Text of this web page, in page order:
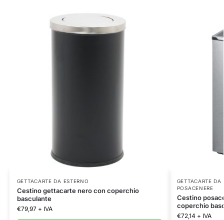
GETTACARTE DA ESTERNO
Cestino gettacarte nero con coperchio
basculante
€79,97 + IVA
GETTACARTE DA
POSACENERE
Cestino
coperchio
€72,14 + IVA